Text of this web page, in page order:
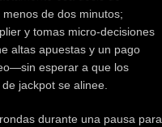
de dos minutos;
y tomas micro‑decisiones
altas apuestas y un pago
esperar a que los
jackpot se alinee.
durante una pausa para